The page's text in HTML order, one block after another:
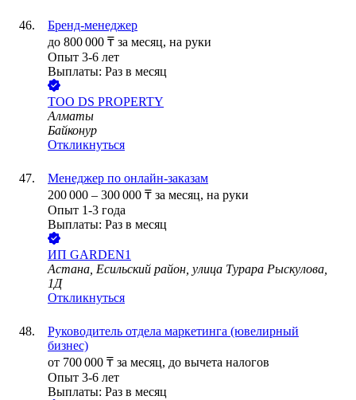
Бренд-менеджер
до 800 000 ₸ за месяц, на руки
Опыт 3-6 лет
Выплаты: Раз в месяц
ТОО DS PROPERTY
Алматы
Байконур
Откликнуться
Менеджер по онлайн-заказам
200 000 – 300 000 ₸ за месяц, на руки
Опыт 1-3 года
Выплаты: Раз в месяц
ИП GARDEN1
Астана, Есильский район, улица Турара Рыскулова,
1Д
Откликнуться
Руководитель отдела маркетинга (ювелирный
бизнес)
от 700 000 ₸ за месяц, до вычета налогов
Опыт 3-6 лет
Выплаты: Раз в месяц